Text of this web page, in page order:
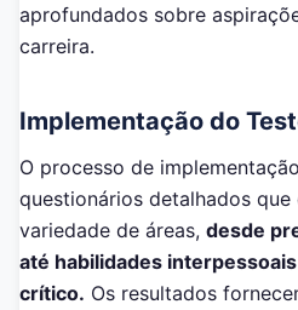
aprofundados sobre
carreira.
Implementação do
O processo de
questionários detalhados que
variedade de áreas, desde
até habilidades
crítico. Os resultados